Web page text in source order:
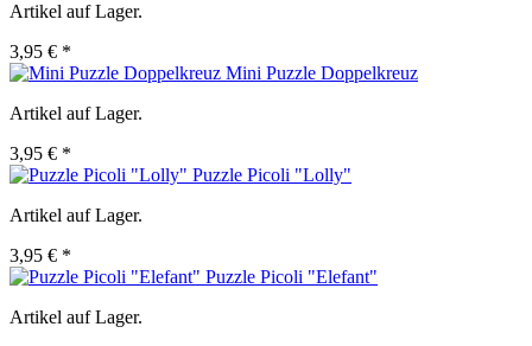
Artikel auf Lager.
3,95 € *
Mini Puzzle Doppelkreuz
Artikel auf Lager.
3,95 € *
Puzzle Picoli "Lolly"
Artikel auf Lager.
3,95 € *
Puzzle Picoli "Elefant"
Artikel auf Lager.